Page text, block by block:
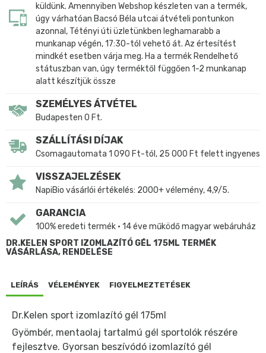
küldünk. Amennyiben Webshop készleten van a termék,
úgy várhatóan Bacsó Béla utcai átvételi pontunkon
azonnal, Tétényi úti üzletünkben leghamarabb a
munkanap végén, 17:30-tól vehető át. Az értesítést
mindkét esetben várja meg. Ha a termék Rendelhető
státuszban van, úgy terméktől függően 1-2 munkanap
alatt készítjük össze
SZEMÉLYES ÁTVÉTEL
Budapesten 0 Ft.
SZÁLLÍTÁSI DÍJAK
Csomagautomata 1 090 Ft-tól, 25 000 Ft felett ingyenes
VISSZAJELZÉSEK
NapiBio vásárlói értékelés: 2000+ vélemény, 4,9/5.
GARANCIA
100% eredeti termék • 14 éve működő magyar webáruház
DR.KELEN SPORT IZOMLAZÍTÓ GÉL 175ML TERMÉK
VÁSÁRLÁSA, RENDELÉSE
LEÍRÁS VÉLEMÉNYEK FIGYELMEZTETÉSEK
Dr.Kelen sport izomlazító gél 175ml
Gyömbér, mentaolaj tartalmú gél sportolók részére
fejlesztve. Gyorsan beszívódó izomlazító gél